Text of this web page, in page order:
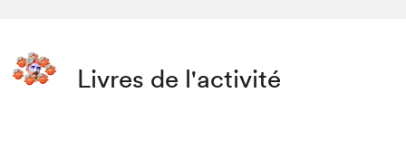
Livres de l'activité